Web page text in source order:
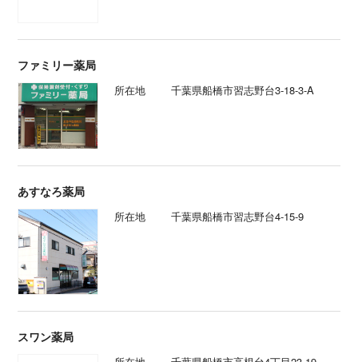
ファミリー薬局
所在地 千葉県船橋市習志野台3-18-3-A
あすなろ薬局
所在地 千葉県船橋市習志野台4-15-9
スワン薬局